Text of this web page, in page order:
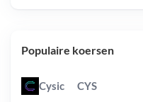
Populaire koersen
Cysic CYS